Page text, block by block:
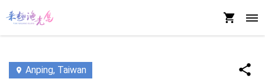
Anping, Taiwan